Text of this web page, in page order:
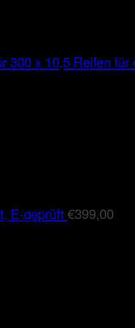
300 x 10,5 Reifen
E-geprüft€399,00